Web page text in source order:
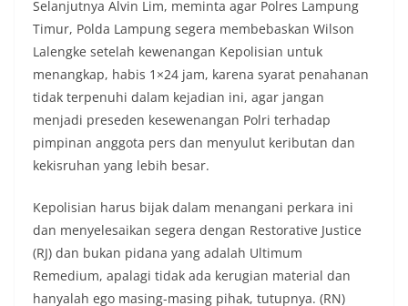
Selanjutnya Alvin Lim, meminta agar Polres Lampung
Timur, Polda Lampung segera membebaskan Wilson
Lalengke setelah kewenangan Kepolisian untuk
menangkap, habis 1×24 jam, karena syarat penahanan
tidak terpenuhi dalam kejadian ini, agar jangan
menjadi preseden kesewenangan Polri terhadap
pimpinan anggota pers dan menyulut keributan dan
kekisruhan yang lebih besar.
Kepolisian harus bijak dalam menangani perkara ini
dan menyelesaikan segera dengan Restorative Justice
(RJ) dan bukan pidana yang adalah Ultimum
Remedium, apalagi tidak ada kerugian material dan
hanyalah ego masing-masing pihak, tutupnya. (RN)